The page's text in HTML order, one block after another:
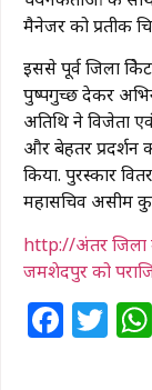
मैनेजर को प्रतीक
इससे पूर्व जिला
पुष्पगुच्छ देकर
अतिथि ने विजेता
और बेहतर प्रदर्शन
किया. पुरस्कार
महासचिव असीम
http://अंतर जिला
जमशेदपुर को